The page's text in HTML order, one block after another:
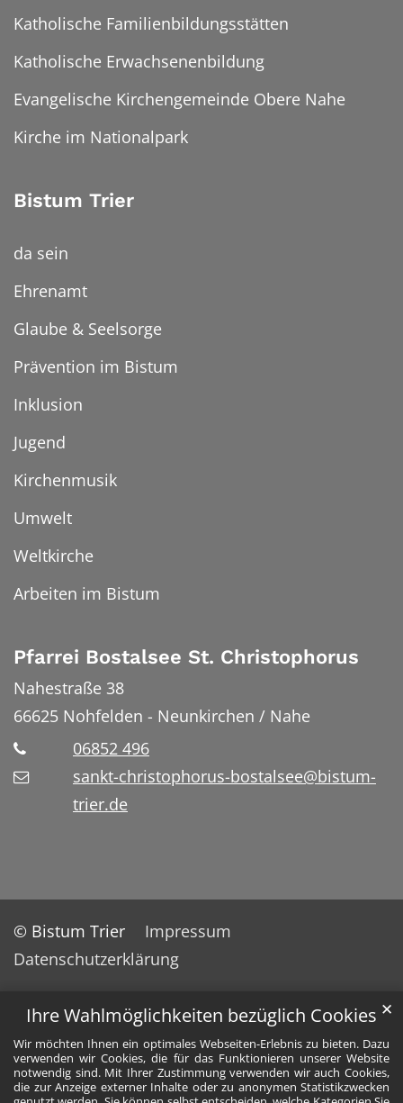
Ihre Wahlmöglichkeiten bezüglich Cookies
Wir möchten Ihnen ein optimales Webseiten-Erlebnis zu bieten. Dazu
verwenden wir Cookies, die für das Funktionieren unserer Website
notwendig sind. Mit Ihrer Zustimmung verwenden wir auch Cookies,
die zur Anzeige externer Inhalte oder zu anonymen Statistikzwecken
✕
Katholische Familienbildungsstätten
Katholische Erwachsenenbildung
Evangelische Kirchengemeinde Obere Nahe
Kirche im Nationalpark
Bistum Trier
da sein
Ehrenamt
Glaube & Seelsorge
Prävention im Bistum
Inklusion
Jugend
Kirchenmusik
Umwelt
Weltkirche
Arbeiten im Bistum
Pfarrei Bostalsee St. Christophorus
Nahestraße 38
66625 Nohfelden - Neunkirchen / Nahe
06852 496
sankt-christophorus-bostalsee@bistum-
trier.de
© Bistum Trier
Impressum
Datenschutzerklärung